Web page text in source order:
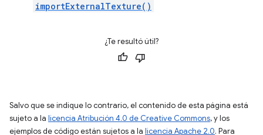
importExternalTexture()
¿Te resultó útil?
Salvo que se indique lo contrario, el contenido de esta página está
sujeto a la licencia Atribución 4.0 de Creative Commons, y los
ejemplos de código están sujetos a la licencia Apache 2.0. Para